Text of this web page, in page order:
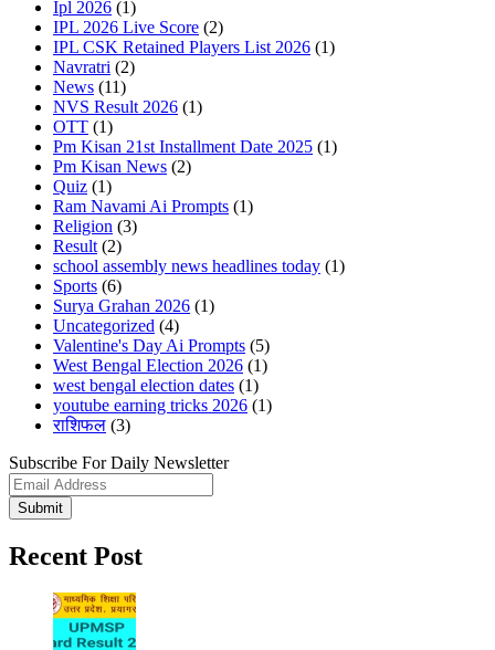
Ipl 2026 (1)
IPL 2026 Live Score (2)
IPL CSK Retained Players List 2026 (1)
Navratri (2)
News (11)
NVS Result 2026 (1)
OTT (1)
Pm Kisan 21st Installment Date 2025 (1)
Pm Kisan News (2)
Quiz (1)
Ram Navami Ai Prompts (1)
Religion (3)
Result (2)
school assembly news headlines today (1)
Sports (6)
Surya Grahan 2026 (1)
Uncategorized (4)
Valentine's Day Ai Prompts (5)
West Bengal Election 2026 (1)
west bengal election dates (1)
youtube earning tricks 2026 (1)
राशिफल (3)
Subscribe For Daily Newsletter
Submit
Recent Post